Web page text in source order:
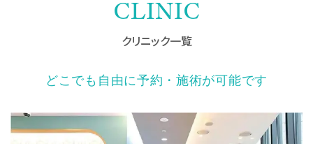
CLINIC
クリニック一覧
どこでも自由に予約・施術が可能です